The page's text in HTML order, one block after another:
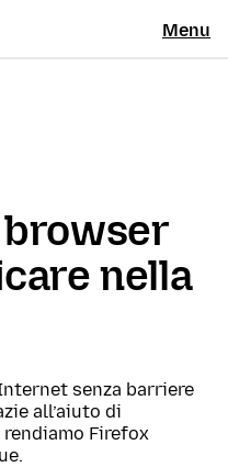
Menu
browser
nella
senza barriere
all’aiuto di
Firefox